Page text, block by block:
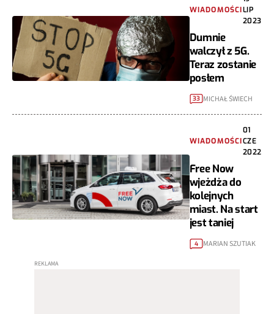
WIADOMOŚCILIP
2023
Dumnie
walczył z 5G.
Teraz zostanie
posłem
33 MICHAŁ ŚWIECH
WIADOMOŚCI
01
CZE
2022
Free Now
wjeżdża do
kolejnych
miast. Na start
jest taniej
4 MARIAN SZUTIAK